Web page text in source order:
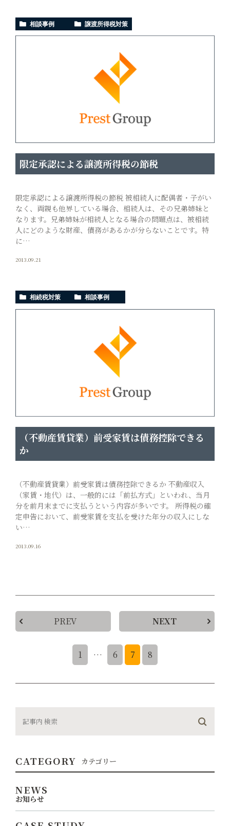
相談事例 譲渡所得税対策
限定承認による譲渡所得税の節税
限定承認による譲渡所得税の節税 被相続人に配偶者・子がい
なく、両親も他界している場合、相続人は、その兄弟姉妹と
なります。兄弟姉妹が相続人となる場合の問題点は、被相続
人にどのような財産、債務があるかが分らないことです。特
に…
2013.09.21
相続税対策 相談事例
（不動産賃貸業）前受家賃は債務控除できる
か
（不動産賃貸業）前受家賃は債務控除できるか 不動産収入
（家賃・地代）は、一般的には「前払方式」といわれ、当月
分を前月末までに支払うという内容が多いです。 所得税の確
定申告において、前受家賃を支払を受けた年分の収入にしな
い…
2013.09.16
PREV
1 … 6 7 8
NEXT
CATEGORY カテゴリー
NEWS
お知らせ